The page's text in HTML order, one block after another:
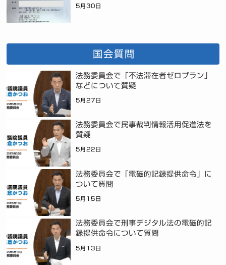
5月30日
国会質問
法務委員会で「不法滞在者ゼロプラン」
などについて質疑
5月27日
法務委員会で民事裁判情報活用促進法を
質疑
5月22日
法務委員会で「電磁的記録提供命令」に
ついて質問
5月15日
法務委員会で刑事デジタル法の電磁的記
録提供命令について質問
5月13日